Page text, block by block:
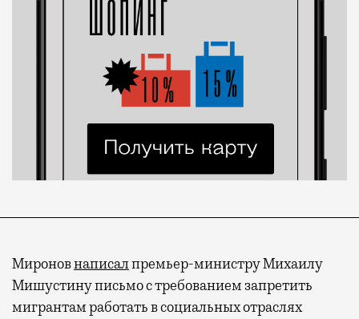
Мироновнаписалпремьер-министру Михаилу
Мишустину письмо с требованием запретить
мигрантам работать в социальных отраслях